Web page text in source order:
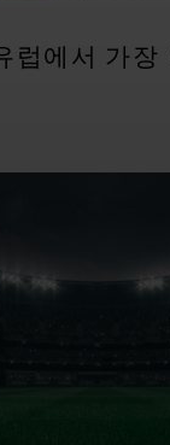
럽에서 가장